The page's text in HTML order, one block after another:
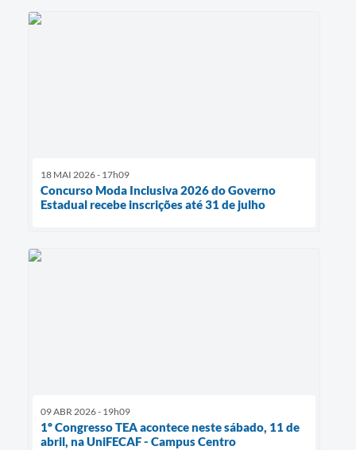
18 MAI 2026 - 17h09
Concurso Moda Inclusiva 2026 do Governo
Estadual recebe inscrições até 31 de julho
09 ABR 2026 - 19h09
1º Congresso TEA acontece neste sábado, 11 de
abril, na UniFECAF - Campus Centro